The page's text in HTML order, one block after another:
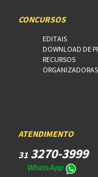
CONCURSOS
EDITAIS
DOWNLOAD DE
RECURSOS
ORGANIZADORAS
ATENDIMENTO
31 3270-3999
WhatsApp